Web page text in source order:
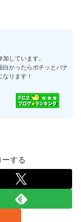
しています。
かったらポチッとバナ
ります！
する